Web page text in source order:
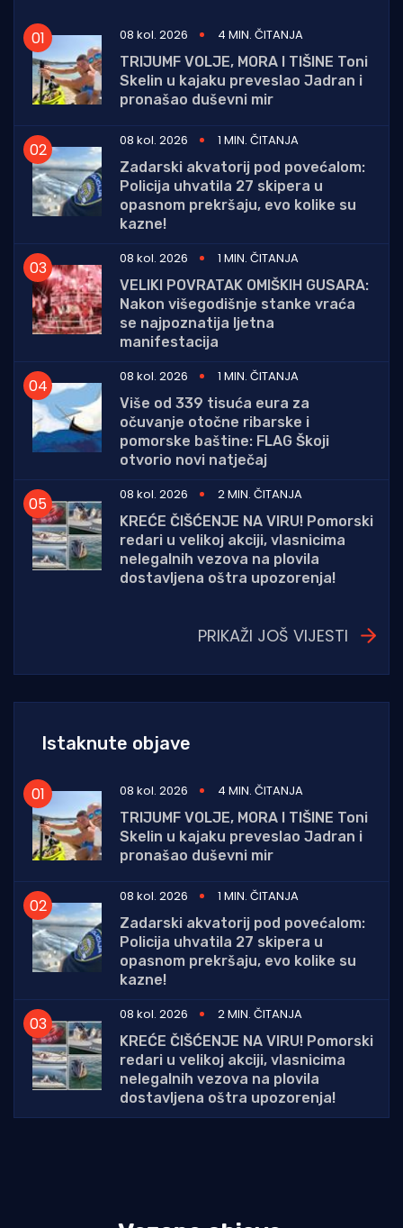
08 kol. 2026
4 MIN. ČITANJA
TRIJUMF VOLJE, MORA I TIŠINE Toni
Skelin u kajaku preveslao Jadran i
pronašao duševni mir
08 kol. 2026
1 MIN. ČITANJA
Zadarski akvatorij pod povećalom:
Policija uhvatila 27 skipera u
opasnom prekršaju, evo kolike su
kazne!
08 kol. 2026
1 MIN. ČITANJA
VELIKI POVRATAK OMIŠKIH GUSARA:
Nakon višegodišnje stanke vraća
se najpoznatija ljetna
manifestacija
08 kol. 2026
1 MIN. ČITANJA
Više od 339 tisuća eura za
očuvanje otočne ribarske i
pomorske baštine: FLAG Škoji
otvorio novi natječaj
08 kol. 2026
2 MIN. ČITANJA
KREĆE ČIŠĆENJE NA VIRU! Pomorski
redari u velikoj akciji, vlasnicima
nelegalnih vezova na plovila
dostavljena oštra upozorenja!
PRIKAŽI JOŠ VIJESTI
Istaknute objave
08 kol. 2026
4 MIN. ČITANJA
TRIJUMF VOLJE, MORA I TIŠINE Toni
Skelin u kajaku preveslao Jadran i
pronašao duševni mir
08 kol. 2026
1 MIN. ČITANJA
Zadarski akvatorij pod povećalom:
Policija uhvatila 27 skipera u
opasnom prekršaju, evo kolike su
kazne!
08 kol. 2026
2 MIN. ČITANJA
KREĆE ČIŠĆENJE NA VIRU! Pomorski
redari u velikoj akciji, vlasnicima
nelegalnih vezova na plovila
dostavljena oštra upozorenja!